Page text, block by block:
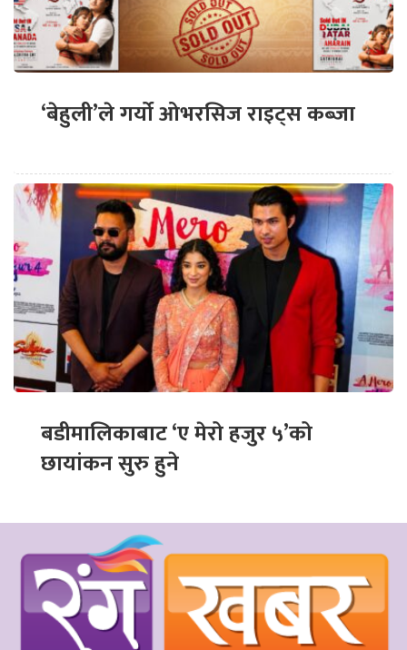
‘बेहुली’ले गर्यो ओभरसिज राइट्स कब्जा
बडीमालिकाबाट ‘ए मेरो हजुर ५’को
छायांकन सुरु हुने